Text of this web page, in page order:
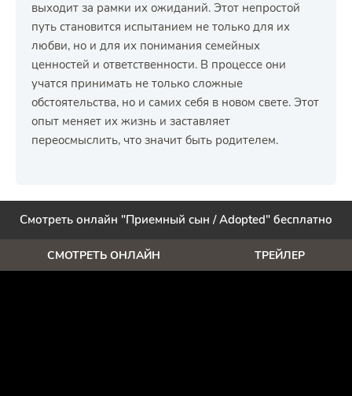
выходит за рамки их ожиданий. Этот непростой
путь становится испытанием не только для их
любви, но и для их понимания семейных
ценностей и ответственности. В процессе они
учатся принимать не только сложные
обстоятельства, но и самих себя в новом свете. Этот
опыт меняет их жизнь и заставляет
переосмыслить, что значит быть родителем.
Смотреть онлайн "Приемный сын / Adopted" бесплатно
СМОТРЕТЬ ОНЛАЙН ТРЕЙЛЕР